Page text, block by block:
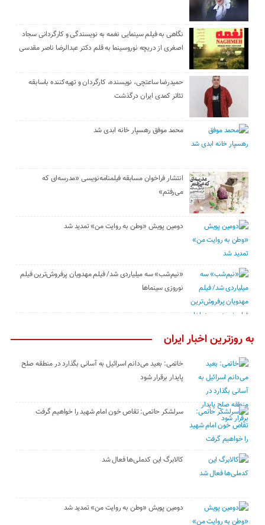
نگاهی به فیلم سینمایی نغمه به نویسندگی و کارگردانی سجاد
اصغری از دریچه نوروسینما به قلم دکتر عبدالرضا ناصر مقدسی
حمیدرضا ساعتچی، نویسنده، کارگردان و تهیه‌کننده باسابقه
تئاتر کمدی ایران درگذشت
محمد موفق رهسپار خانه ابدی شد
انتشار فراخوان مسابقه فیلمنامه‌نویسی «مدرسه‌ای که
می‌رفتم»
دومین پویش «وطن به روایت من» تمدید شد
«نیم‌شب» سه میلیاردی شد/ فیلم مهدویان پرفروش‌ترین فیلم
نوروزی سینماها
به روزترین اخبار ایران
خاتمی: بعید می‌دانم اسرائیل به آسانی بگذارد در منطقه صلح
پایدار برقرار شود
سرلشکر حاتمی: تقاص خون امام شهید را خواهیم گرفت
کالابرگ این کدملی‌ها فعال شد
دومین پویش «وطن به روایت من» تمدید شد